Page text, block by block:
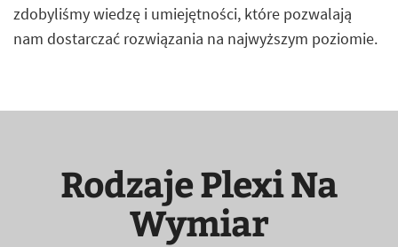
zdobyliśmy wiedzę i umiejętności, które pozwalają
nam dostarczać rozwiązania na najwyższym poziomie.
Rodzaje Plexi Na
Wymiar